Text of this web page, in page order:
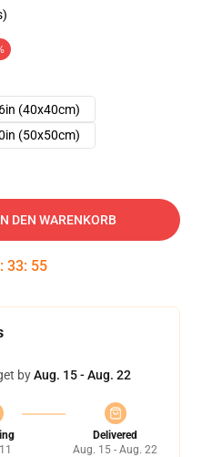
(40x40cm)
(50x50cm)
DEN WARENKORB
: 33: 54
byAug. 15 - Aug. 22
Delivered
Aug. 15 - Aug. 22